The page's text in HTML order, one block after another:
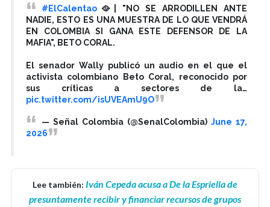
#ElCalentao 🥘| "NO SE ARRODILLEN ANTE
NADIE, ESTO ES UNA MUESTRA DE LO QUE VENDRÁ
EN COLOMBIA SI GANA ESTE DEFENSOR DE LA
MAFIA", BETO CORAL.
El senador Wally publicó un audio en el que el
activista colombiano Beto Coral, reconocido por
sus críticas a sectores de la…
pic.twitter.com/isUVEAmU9O
— Señal Colombia (@SenalColombia)June 17,
2026
Lee también: Iván Cepeda acusa a De la Espriella de
presuntamente recibir y financiar recursos de grupos